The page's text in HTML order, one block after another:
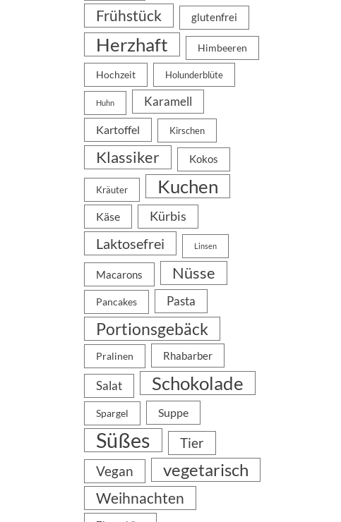
Frühstück glutenfrei
Herzhaft Himbeeren
Hochzeit Holunderblüte
Huhn Karamell
Kartoffel Kirschen
Klassiker Kokos
Kräuter Kuchen
Käse Kürbis
Laktosefrei Linsen
Macarons Nüsse
Pancakes Pasta
Portionsgebäck
Pralinen Rhabarber
Salat Schokolade
Spargel Suppe
Süßes
Tier
Vegan
vegetarisch
Weihnachten